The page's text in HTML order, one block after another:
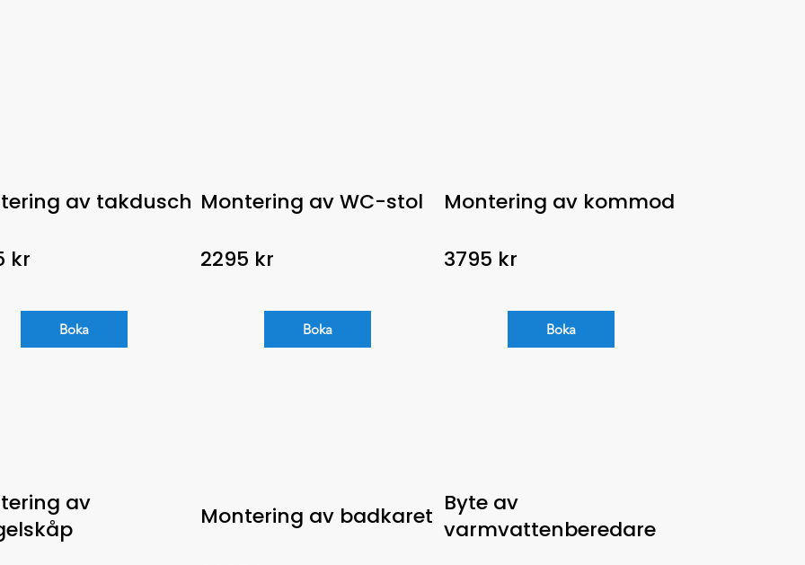
av takdusch
kr
Boka
Montering av WC-stol
2295 kr
Boka
Montering av kommod
3795 kr
Boka
av
Montering av badkaret Byte av
varmvattenberedare